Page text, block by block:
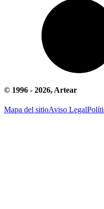
© 1996 - 2026, Artear
Mapa del sitioAviso Legal